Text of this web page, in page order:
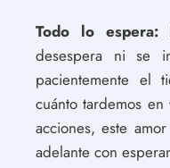
Todo lo espera:
desespera ni se
pacientemente el
cuánto tardemos
acciones, este
adelante con